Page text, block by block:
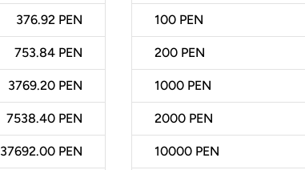
376.92 PEN
753.84 PEN
3769.20 PEN
7538.40 PEN
37692.00 PEN
100 PEN
200 PEN
1000 PEN
2000 PEN
10000 PEN